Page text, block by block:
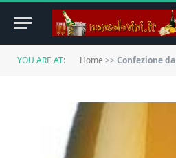
YOU ARE AT: Home >> Confezione da 6 Bottiglie